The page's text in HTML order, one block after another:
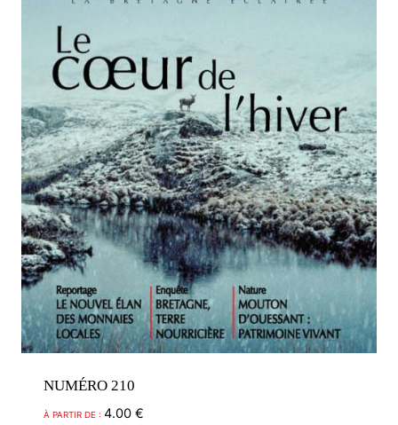
peuvent
choisies
sur
page
du
produit
NUMÉRO 210
À PARTIR DE : 4.00 €